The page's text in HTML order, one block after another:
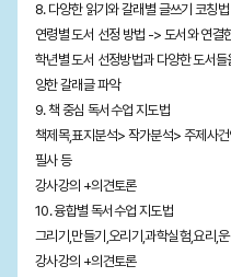
8. 다양한 읽기와 갈래별 글쓰기 코칭법
연령별 도서 선정 방법 -> 도서와 연결
학년별 도서 선정방법과 다양한 도서
양한 갈래글 파악
9. 책 중심 독서수업 지도법
책제목,표지분석> 작가분석> 주제사
필사 등
강사강의 +의견토론
10. 융합별 독서수업 지도법
그리기,만들기,오리기,과학실험,요리,
강사강의 +의견토론